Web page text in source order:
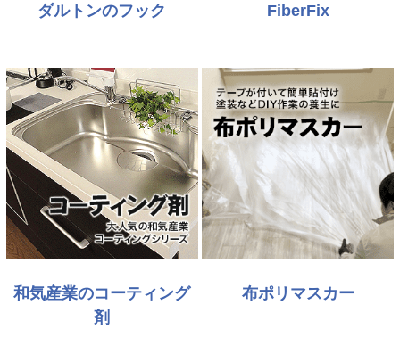
ダルトンのフック FiberFix
和気産業のコーティング
剤
布ポリマスカー